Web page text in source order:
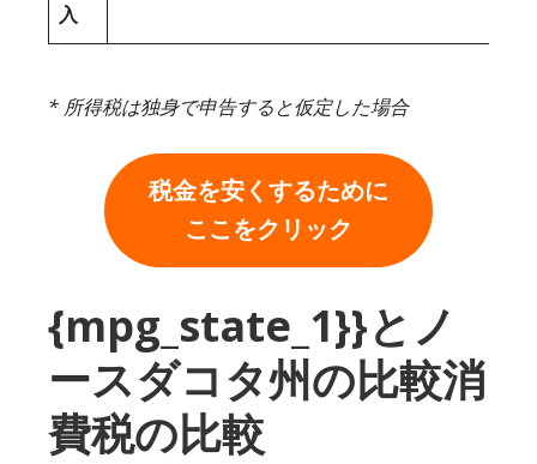
入
* 所得税は独身で申告すると仮定した場合
税金を安くするために
ここをクリック
{mpg_state_1}}とノ
ースダコタ州の比較消
費税の比較